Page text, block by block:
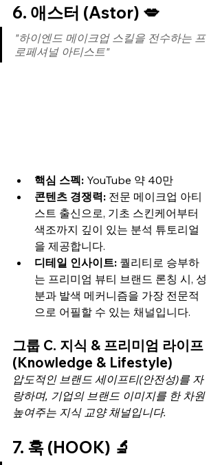
6. 애스터 (Astor) 💋
"하이엔드 메이크업 스킬을 전수하는 프
로페셔널 아티스트"
핵심 스펙: YouTube 약 40만
콘텐츠 경쟁력: 전문 메이크업 아티
스트 출신으로, 기초 스킨케어부터
색조까지 깊이 있는 분석 튜토리얼
을 제공합니다.
디테일 인사이트: 퀄리티로 승부하
는 프리미엄 뷰티 브랜드 론칭 시, 성
분과 발색 메커니즘을 가장 전문적
으로 어필할 수 있는 채널입니다.
그룹 C. 지식 & 프리미엄 라이프
(Knowledge & Lifestyle)
압도적인 브랜드 세이프티(안전성)를 자
랑하며, 기업의 브랜드 이미지를 한 차원
높여주는 지식 교양 채널입니다.
7. 훅 (HOOK) 🔬